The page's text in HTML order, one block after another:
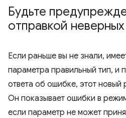
Будьте
отправкой
Если раньше вы не знали,
параметра правильный тип, и
ответа об ошибке, этот
Он показывает ошибки в
если параметр не может